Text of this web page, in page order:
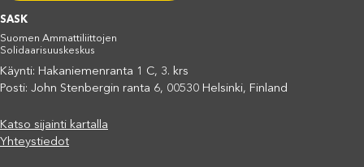
SASK
Suomen Ammattiliittojen
Solidaarisuuskeskus
Käynti: Hakaniemenranta 1 C, 3. krs
Posti: John Stenbergin ranta 6, 00530 Helsinki, Finland
Katso sijainti kartalla
Yhteystiedot